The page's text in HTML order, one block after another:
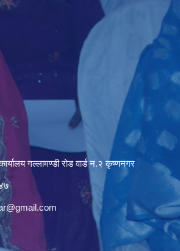
गल्लामण्डी रोड वार्ड न.२ कृष्णनगर